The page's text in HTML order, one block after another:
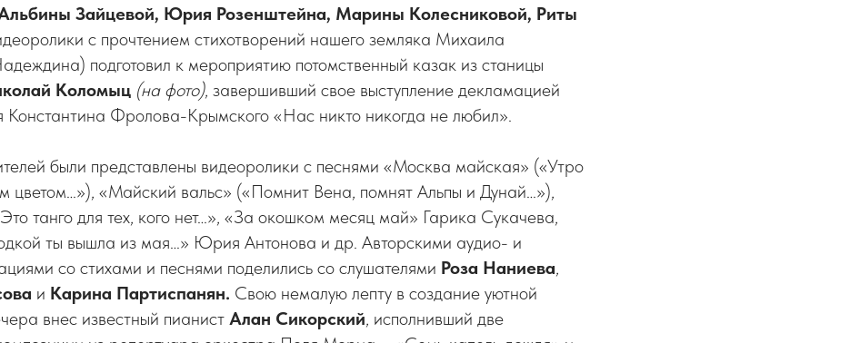
Зайцевой, Юрия Розенштейна, Марины Колесниковой, Риты
с прочтением стихотворений нашего земляка Михаила
подготовил к мероприятию потомственный казак из станицы
Коломыц (на фото), завершивший свое выступление декламацией
Константина Фролова-Крымского «Нас никто никогда не любил».
были представлены видеоролики с песнями «Москва майская» («Утро
цветом…»), «Майский вальс» («Помнит Вена, помнят Альпы и Дунай…»),
танго для тех, кого нет…», «За окошком месяц май» Гарика Сукачева,
ты вышла из мая…» Юрия Антонова и др. Авторскими аудио- и
со стихами и песнями поделились со слушателями Роза Наниева,
и Карина Партиспанян. Свою немалую лепту в создание уютной
внес известный пианист Алан Сикорский, исполнивший две